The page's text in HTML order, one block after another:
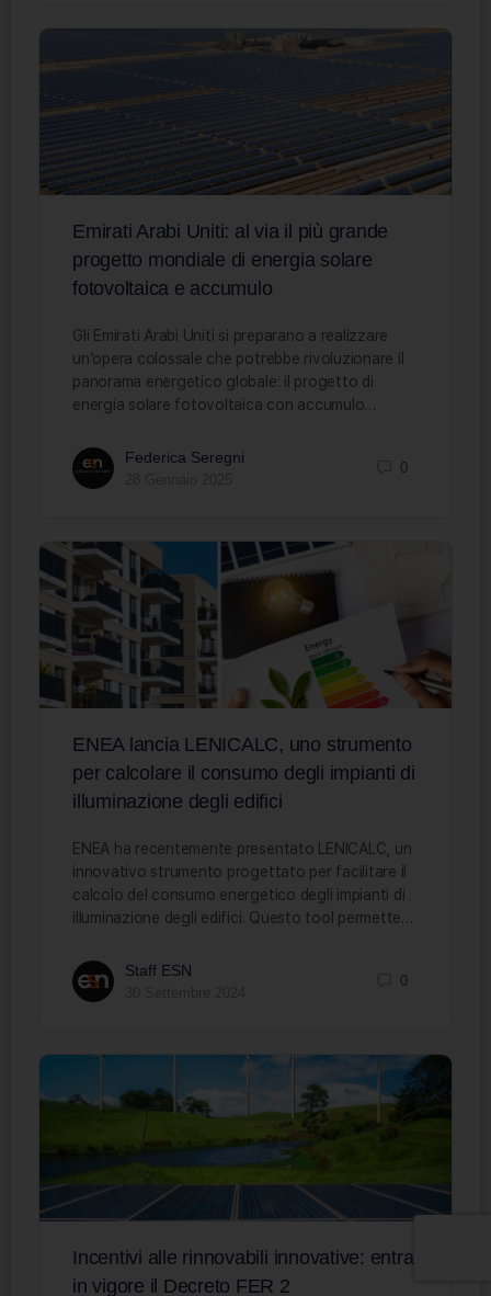
Emirati Arabi Uniti: al via il più grande
progetto mondiale di energia solare
fotovoltaica e accumulo
Gli Emirati Arabi Uniti si preparano a realizzare
un’opera colossale che potrebbe rivoluzionare il
panorama energetico globale: il progetto di
energia solare fotovoltaica con accumulo…
Federica Seregni
0
ENEA lancia LENICALC, uno strumento
per calcolare il consumo degli impianti di
illuminazione degli edifici
ENEA ha recentemente presentato LENICALC, un
innovativo strumento progettato per facilitare il
calcolo del consumo energetico degli impianti di
illuminazione degli edifici. Questo tool permette…
Staff ESN
0
Incentivi alle rinnovabili innovative: entra
in vigore il Decreto FER 2